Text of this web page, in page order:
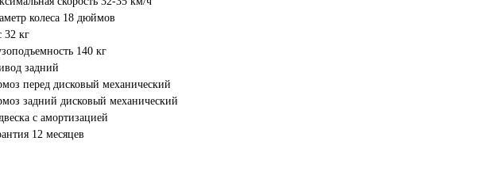
колеса 18 дюймов
32 кг
140 кг
задний
перед дисковый механический
задний дисковый механический
с амортизацией
12 месяцев